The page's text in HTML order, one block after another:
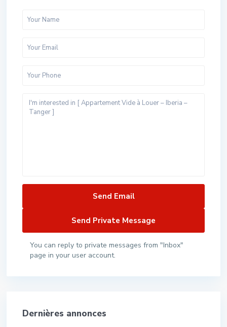
You can reply to private messages from "Inbox"
page in your user account.
Dernières annonces